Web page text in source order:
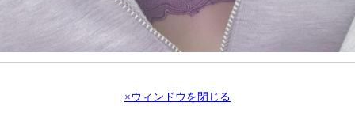
×ウィンドウを閉じる